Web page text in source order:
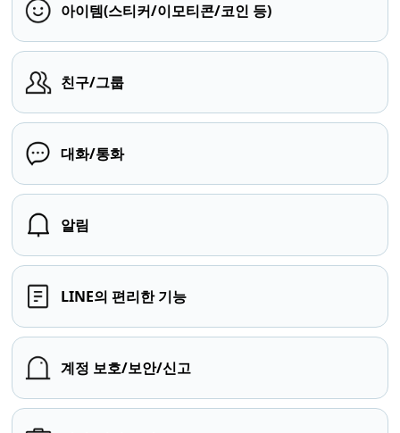
아이템(스티커/이모티콘/코인 등)
친구/그룹
대화/통화
알림
LINE의 편리한 기능
계정 보호/보안/신고